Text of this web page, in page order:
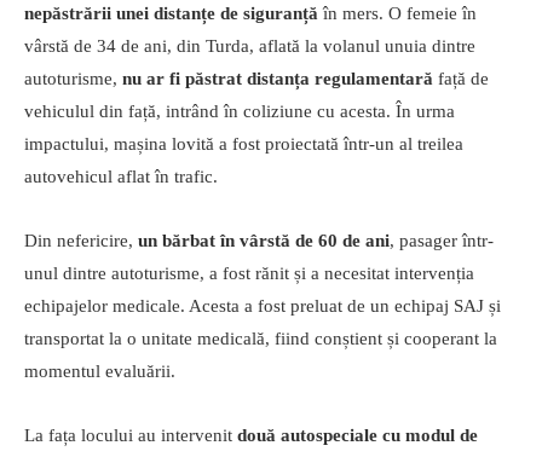
nepăstrării unei distanțe de siguranță în mers. O femeie în
vârstă de 34 de ani, din Turda, aflată la volanul unuia dintre
autoturisme, nu ar fi păstrat distanța regulamentară față de
vehiculul din față, intrând în coliziune cu acesta. În urma
impactului, mașina lovită a fost proiectată într-un al treilea
autovehicul aflat în trafic.
Din nefericire, un bărbat în vârstă de 60 de ani, pasager într-
unul dintre autoturisme, a fost rănit și a necesitat intervenția
echipajelor medicale. Acesta a fost preluat de un echipaj SAJ și
transportat la o unitate medicală, fiind conștient și cooperant la
momentul evaluării.
La fața locului au intervenit două autospeciale cu modul de